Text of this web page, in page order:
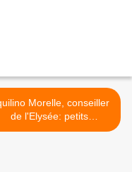
Morelle, conseiller
de l'Elysée: petits
arrangements avec